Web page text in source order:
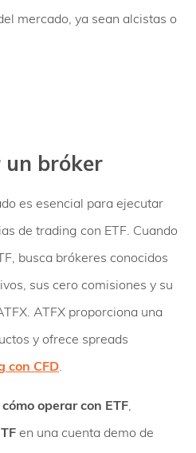
mercado, ya sean alcistas o
un bróker
es esencial para ejecutar
de trading con ETF. Cuando
busca brókeres conocidos
sus cero comisiones y su
ATFX proporciona una
y ofrece spreads
con CFD.
cómo operar con ETF
en una cuenta demo de